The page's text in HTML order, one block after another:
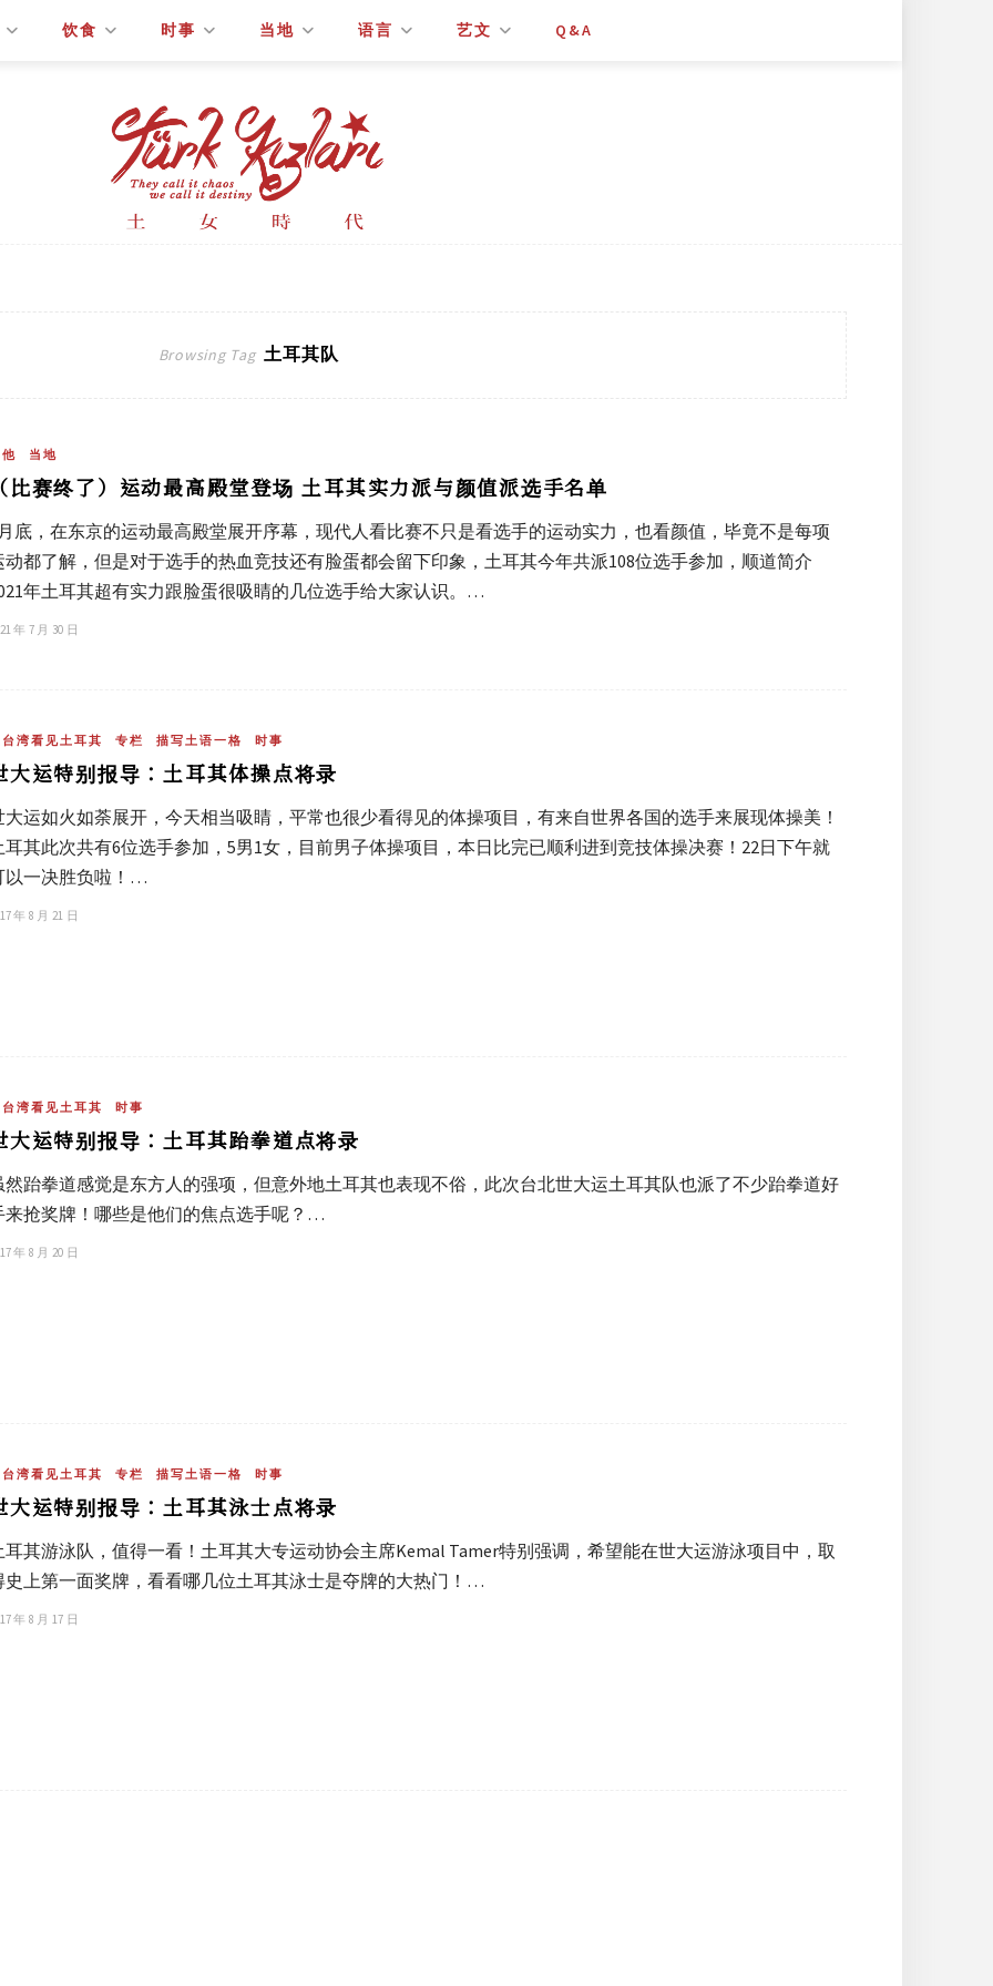
饮食 时事 当地 语言 艺文 Q&A
Browsing Tag 土耳其队
当地
比赛终了）运动最高殿堂登场 土耳其实力派与颜值派选手名单
底，在东京的运动最高殿堂展开序幕，现代人看比赛不只是看选手的运动实力，也看颜值，毕竟不是每项
动都了解，但是对于选手的热血竞技还有脸蛋都会留下印象，土耳其今年共派108位选手参加，顺道简介
年土耳其超有实力跟脸蛋很吸睛的几位选手给大家认识。…
年 7 月 30 日
湾看见土耳其 专栏 描写土语一格 时事
大运特别报导：土耳其体操点将录
大运如火如荼展开，今天相当吸睛，平常也很少看得见的体操项目，有来自世界各国的选手来展现体操美！
耳其此次共有6位选手参加，5男1女，目前男子体操项目，本日比完已顺利进到竞技体操决赛！22日下午就
以一决胜负啦！…
年 8 月 21 日
湾看见土耳其 时事
大运特别报导：土耳其跆拳道点将录
然跆拳道感觉是东方人的强项，但意外地土耳其也表现不俗，此次台北世大运土耳其队也派了不少跆拳道好
来抢奖牌！哪些是他们的焦点选手呢？…
年 8 月 20 日
湾看见土耳其 专栏 描写土语一格 时事
大运特别报导：土耳其泳士点将录
耳其游泳队，值得一看！土耳其大专运动协会主席Kemal Tamer特别强调，希望能在世大运游泳项目中，取
史上第一面奖牌，看看哪几位土耳其泳士是夺牌的大热门！…
年 8 月 17 日